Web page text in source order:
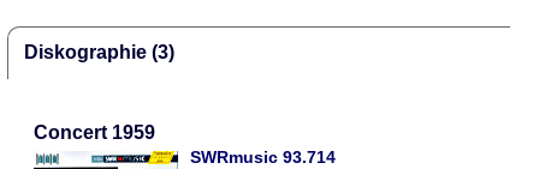
Diskographie (3)
Concert 1959
SWRmusic 93.714